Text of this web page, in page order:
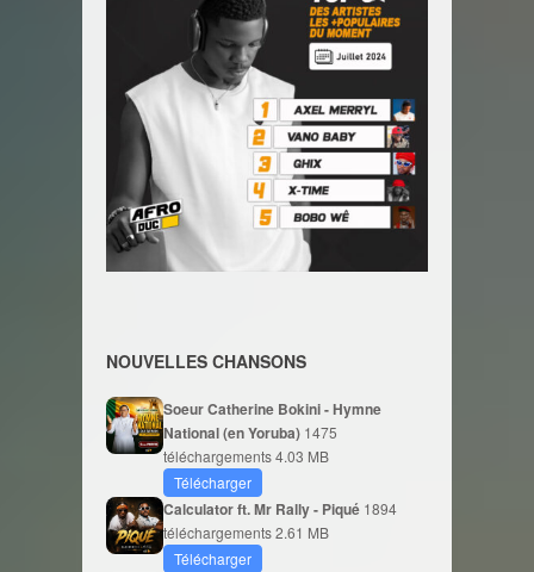
NOUVELLES CHANSONS
Soeur Catherine Bokini - Hymne
National (en Yoruba) 1475
téléchargements4.03 MB
Télécharger
Calculator ft. Mr Rally - Piqué 1894
téléchargements2.61 MB
Télécharger